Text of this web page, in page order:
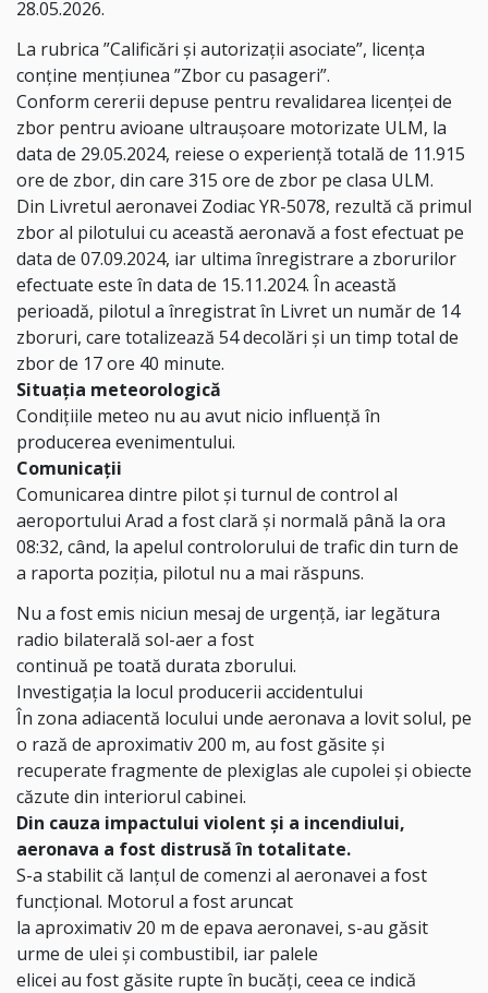
28.05.2026.
La rubrica ”Calificări și autorizații asociate”, licența
conține mențiunea ”Zbor cu pasageri”.
Conform cererii depuse pentru revalidarea licenței de
zbor pentru avioane ultraușoare motorizate ULM, la
data de 29.05.2024, reiese o experiență totală de 11.915
ore de zbor, din care 315 ore de zbor pe clasa ULM.
Din Livretul aeronavei Zodiac YR-5078, rezultă că primul
zbor al pilotului cu această aeronavă a fost efectuat pe
data de 07.09.2024, iar ultima înregistrare a zborurilor
efectuate este în data de 15.11.2024. În această
perioadă, pilotul a înregistrat în Livret un număr de 14
zboruri, care totalizează 54 decolări și un timp total de
zbor de 17 ore 40 minute.
Situația meteorologică
Condițiile meteo nu au avut nicio influență în
producerea evenimentului.
Comunicații
Comunicarea dintre pilot și turnul de control al
aeroportului Arad a fost clară și normală până la ora
08:32, când, la apelul controlorului de trafic din turn de
a raporta poziția, pilotul nu a mai răspuns.
Nu a fost emis niciun mesaj de urgență, iar legătura
radio bilaterală sol-aer a fost
continuă pe toată durata zborului.
Investigația la locul producerii accidentului
În zona adiacentă locului unde aeronava a lovit solul, pe
o rază de aproximativ 200 m, au fost găsite și
recuperate fragmente de plexiglas ale cupolei și obiecte
căzute din interiorul cabinei.
Din cauza impactului violent și a incendiului,
aeronava a fost distrusă în totalitate.
S-a stabilit că lanțul de comenzi al aeronavei a fost
funcțional. Motorul a fost aruncat
la aproximativ 20 m de epava aeronavei, s-au găsit
urme de ulei și combustibil, iar palele
elicei au fost găsite rupte în bucăți, ceea ce indică